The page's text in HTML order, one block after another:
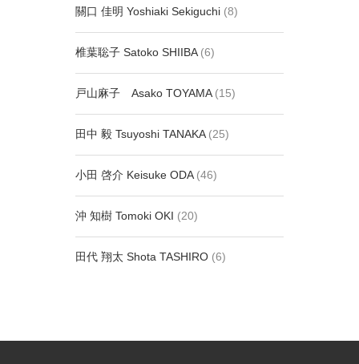
關口 佳明 Yoshiaki Sekiguchi (8)
椎葉聡子 Satoko SHIIBA (6)
戸山麻子 Asako TOYAMA (15)
田中 毅 Tsuyoshi TANAKA (25)
小田 啓介 Keisuke ODA (46)
沖 知樹 Tomoki OKI (20)
田代 翔太 Shota TASHIRO (6)